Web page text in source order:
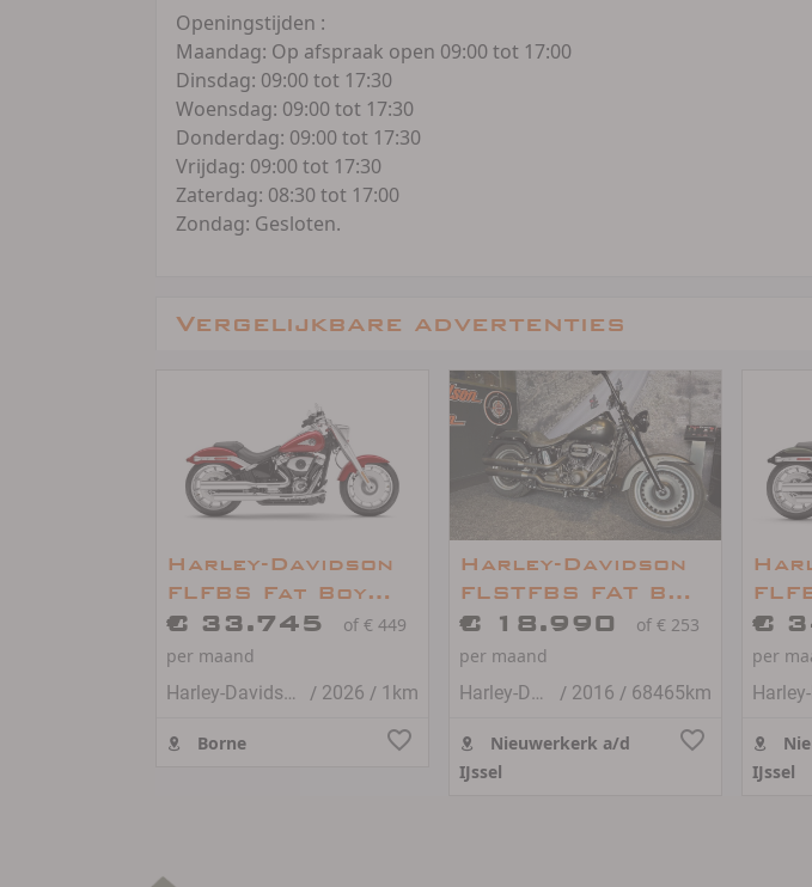
Openingstijden :
Maandag: Op afspraak open 09:00 tot 17:00
Dinsdag: 09:00 tot 17:30
Woensdag: 09:00 tot 17:30
Donderdag: 09:00 tot 17:30
Vrijdag: 09:00 tot 17:30
Zaterdag: 08:30 tot 17:00
Zondag: Gesloten.
Vergelijkbare advertenties
Harley-Davidson
FLFBS Fat Boy
114
€ 33.745
of € 449
per maand
Harley-Davidson FAT BOY
/ 2026 / 1km
Borne
Harley-Davidson
FLSTFBS FAT BOY
S
€ 18.990
of € 253
per maand
Harley-Davidson FAT BOY
/ 2016 / 68465km
Nieuwerkerk a/d
IJssel
Two
€
per
IJssel